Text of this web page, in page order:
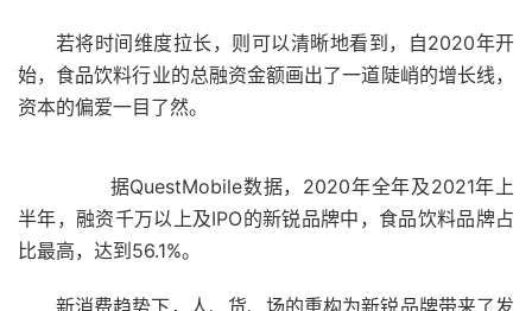
若将时间维度拉长，则可以清晰地看到，自2020年开
始，食品饮料行业的总融资金额画出了一道陡峭的增长线，
资本的偏爱一目了然。
据QuestMobile数据，2020年全年及2021年上
半年，融资千万以上及IPO的新锐品牌中，食品饮料品牌占
比最高，达到56.1%。
新消费趋势下，人、货、场的重构为新锐品牌带来了发